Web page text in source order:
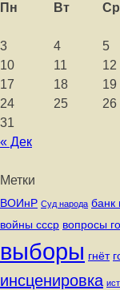
Пн
Вт Ср
« Дек
3
4 5
10
11 12
17
18 19
24
25 26
31
Метки
ВОИнР Суд народа банк
войны ссср вопросы
выборы гнёт
инсценировка